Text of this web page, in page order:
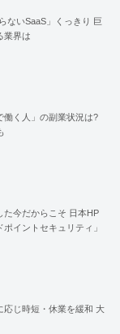
ないSaaS」くっきり 巨
業界は
働く人」の副業状況は?
た今だからこそ 日本HP
イントセキュリティ」
応じ時短・休業を緩和 大